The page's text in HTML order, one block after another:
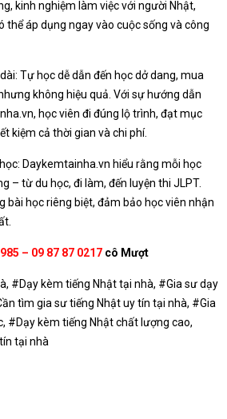
kinh nghiệm làm việc với người Nhật,
thể áp dụng ngay vào cuộc sống và công
Tự học dễ dẫn đến học dở dang, mua
không hiệu quả. Với sự hướng dẫn
học viên đi đúng lộ trình, đạt mục
kiệm cả thời gian và chi phí.
Daykemtainha.vn hiểu rằng mỗi học
– từ du học, đi làm, đến luyện thi JLPT.
bài học riêng biệt, đảm bảo học viên nhận
– 09 87 87 0217 cô Mượt
#Dạy kèm tiếng Nhật tại nhà, #Gia sư dạy
tìm gia sư tiếng Nhật uy tín tại nhà, #Gia
#Dạy kèm tiếng Nhật chất lượng cao,
tại nhà